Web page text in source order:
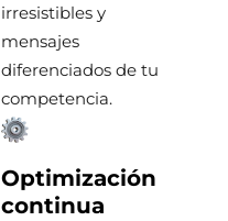
irresistibles y
mensajes
diferenciados de tu
competencia.
Optimización
continua